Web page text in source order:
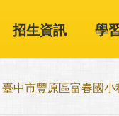
招生資訊 學
臺中市豐原區富春國小